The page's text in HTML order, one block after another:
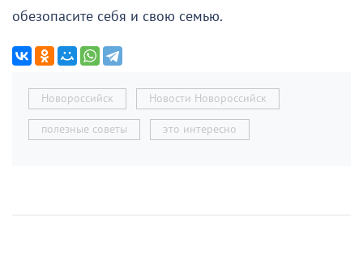
обезопасите себя и свою семью.
Новороссийск Новости Новороссийск
полезные советы это интересно